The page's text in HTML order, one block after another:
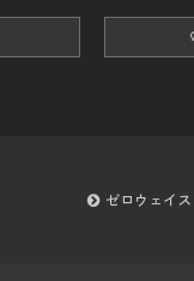
ゼロウェイ